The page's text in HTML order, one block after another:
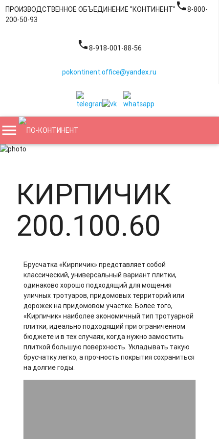
ПРОИЗВОДСТВЕННОЕ ОБЪЕДИНЕНИЕ "КОНТИНЕНТ" phone8-800-
200-50-93
phone8-918-001-88-56
pokontinent.office@yandex.ru
menu
КИРПИЧИК
200.100.60
Брусчатка «Кирпичик» представляет собой
классический, универсальный вариант плитки,
одинаково хорошо подходящий для мощения
уличных тротуаров, придомовых территорий или
дорожек на придомовом участке. Более того,
«Кирпичик» наиболее экономичный тип тротуарной
плитки, идеально подходящий при ограниченном
бюджете и в тех случаях, когда нужно замостить
плиткой большую поверхность. Укладывать такую
брусчатку легко, а прочность покрытия сохраниться
на долгие годы.